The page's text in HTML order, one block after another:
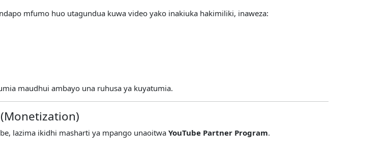
mfumo huo utagundua kuwa video yako inakiuka hakimiliki, inaweza:
maudhui ambayo una ruhusa ya kuyatumia.
lazima ikidhi masharti ya mpango unaoitwaYouTube Partner Program.